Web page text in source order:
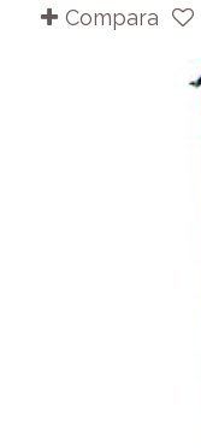
Compara